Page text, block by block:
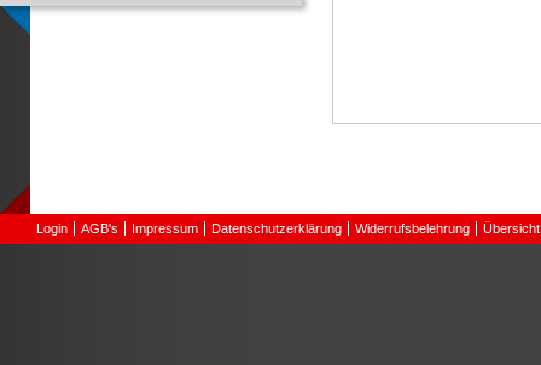
Login AGB's Impressum Datenschutzerklärung Widerrufsbelehrung